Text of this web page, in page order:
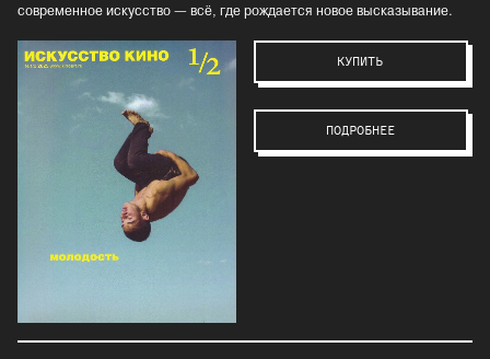
современное искусство — всё, где рождается новое высказывание.
КУПИТЬ
ПОДРОБНЕЕ